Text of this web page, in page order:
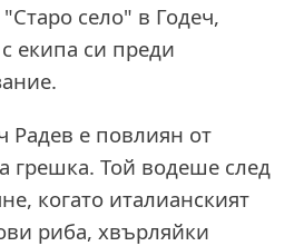
село" в Годеч,
екипа си преди
Радев е повлиян от
грешка. Той водеше след
когато италианският
риба, хвърляйки